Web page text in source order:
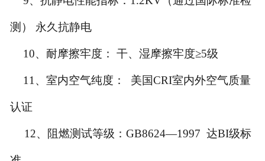
测） 永久抗静电
10、耐摩擦牢度： 干、湿摩擦牢度≥5级
11、室内空气纯度： 美国CRI室内外空气质量
认证
12、阻燃测试等级：GB8624—1997 达BI级标